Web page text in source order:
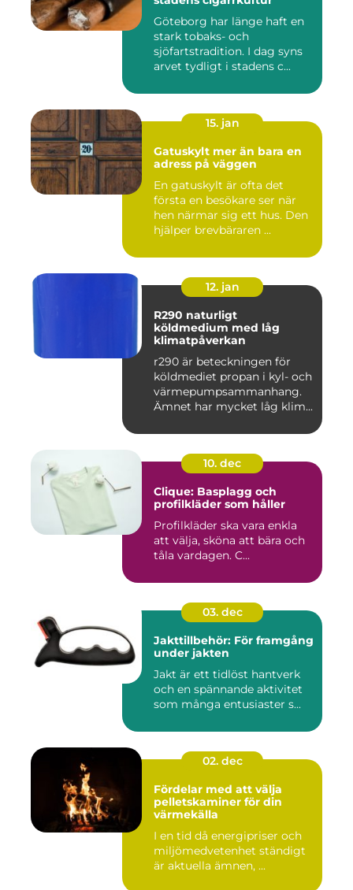
Göteborg har länge haft en
stark tobaks- och
sjöfartstradition. I dag syns
arvet tydligt i stadens c...
15. jan
Gatuskylt mer än bara en
adress på väggen
En gatuskylt är ofta det
första en besökare ser när
hen närmar sig ett hus. Den
hjälper brevbäraren ...
12. jan
R290 naturligt
köldmedium med låg
klimatpåverkan
r290 är beteckningen för
köldmediet propan i kyl- och
värmepumpsammanhang.
Ämnet har mycket låg klim...
10. dec
Clique: Basplagg och
profilkläder som håller
Profilkläder ska vara enkla
att välja, sköna att bära och
tåla vardagen. C...
03. dec
Jakttillbehör: För framgång
under jakten
Jakt är ett tidlöst hantverk
och en spännande aktivitet
som många entusiaster s...
02. dec
Fördelar med att välja
pelletskaminer för din
värmekälla
I en tid då energipriser och
miljömedvetenhet ständigt
är aktuella ämnen, ...